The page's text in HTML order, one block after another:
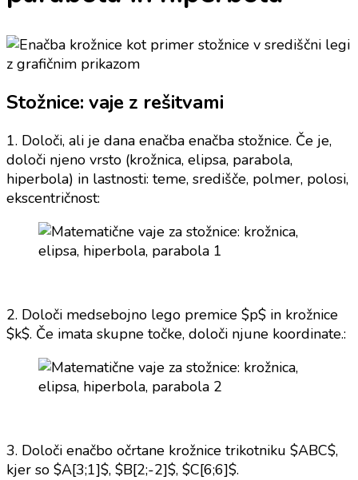
Stožnice: vaje z rešitvami
1. Določi, ali je dana enačba enačba stožnice. Če je,
določi njeno vrsto (krožnica, elipsa, parabola,
hiperbola) in lastnosti: teme, središče, polmer, polosi,
ekscentričnost:
2. Določi medsebojno lego premice $p$ in krožnice
$k$. Če imata skupne točke, določi njune koordinate.:
3. Določi enačbo očrtane krožnice trikotniku $ABC$,
kjer so $A[3;1]$, $B[2;-2]$, $C[6;6]$.